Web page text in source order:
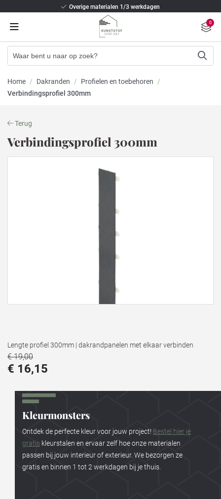
Overige materialen 1/3 werkdagen
Beste isolatie en staalversterking
2/3 weken levertijd (Kunststof kozijnen)
Overige materialen 1/3 werkdagen
Beste isolatie en staalversterking
0
Home / Dakranden / Profielen en toebehoren
/
Verbindingsprofiel 300mm
Terug
Lengte profiel 300mm | dakrandpanelen met elkaar verbinden
€ 19,00
€ 16,15
Kleurmonsters
Ontdek de perfecte kleur voor jouw project! Bestel hier je
gratis kleurstalen en ervaar zelf hoe onze materialen
passen bij jouw interieur of exterieur. We bezorgen ze
gratis en binnen 1 tot 2 werkdagen bij je thuis.
Verbindingsprofiel 300mm